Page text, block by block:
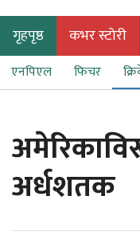
गृहपृष्ठ कभर स्टोरी
एनपिएल फिचर
अर्धशतक